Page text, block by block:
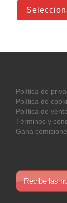
Política de
Política de
Política de
Términos y
Gana
Recibe las